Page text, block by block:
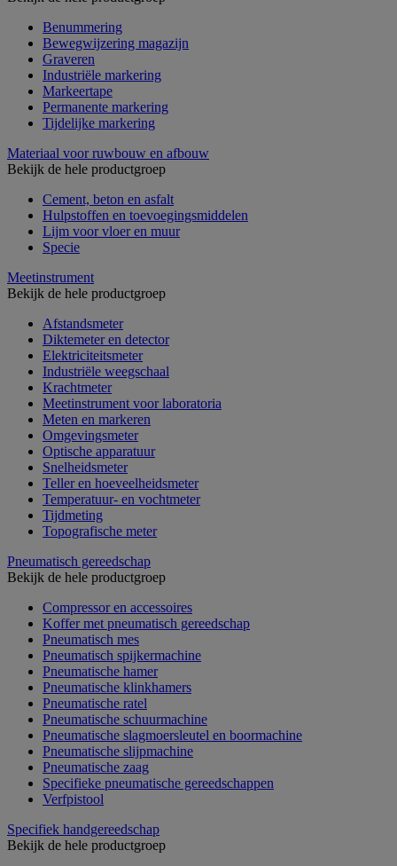
Benummering
Bewegwijzering magazijn
Graveren
Industriële markering
Markeertape
Permanente markering
Tijdelijke markering
Materiaal voor ruwbouw en afbouw
Bekijk de hele productgroep
Cement, beton en asfalt
Hulpstoffen en toevoegingsmiddelen
Lijm voor vloer en muur
Specie
Meetinstrument
Bekijk de hele productgroep
Afstandsmeter
Diktemeter en detector
Elektriciteitsmeter
Industriële weegschaal
Krachtmeter
Meetinstrument voor laboratoria
Meten en markeren
Omgevingsmeter
Optische apparatuur
Snelheidsmeter
Teller en hoeveelheidsmeter
Temperatuur- en vochtmeter
Tijdmeting
Topografische meter
Pneumatisch gereedschap
Bekijk de hele productgroep
Compressor en accessoires
Koffer met pneumatisch gereedschap
Pneumatisch mes
Pneumatisch spijkermachine
Pneumatische hamer
Pneumatische klinkhamers
Pneumatische ratel
Pneumatische schuurmachine
Pneumatische slagmoersleutel en boormachine
Pneumatische slijpmachine
Pneumatische zaag
Specifieke pneumatische gereedschappen
Verfpistool
Specifiek handgereedschap
Bekijk de hele productgroep